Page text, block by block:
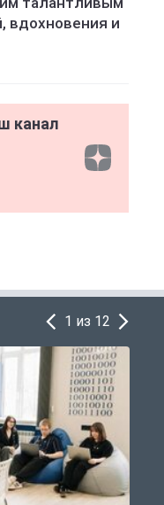
вдохновения и
канал
1 из 12